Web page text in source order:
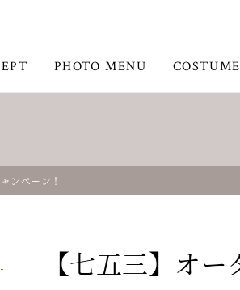
PHOTO MENU
ンペーン！
【七五三】オ